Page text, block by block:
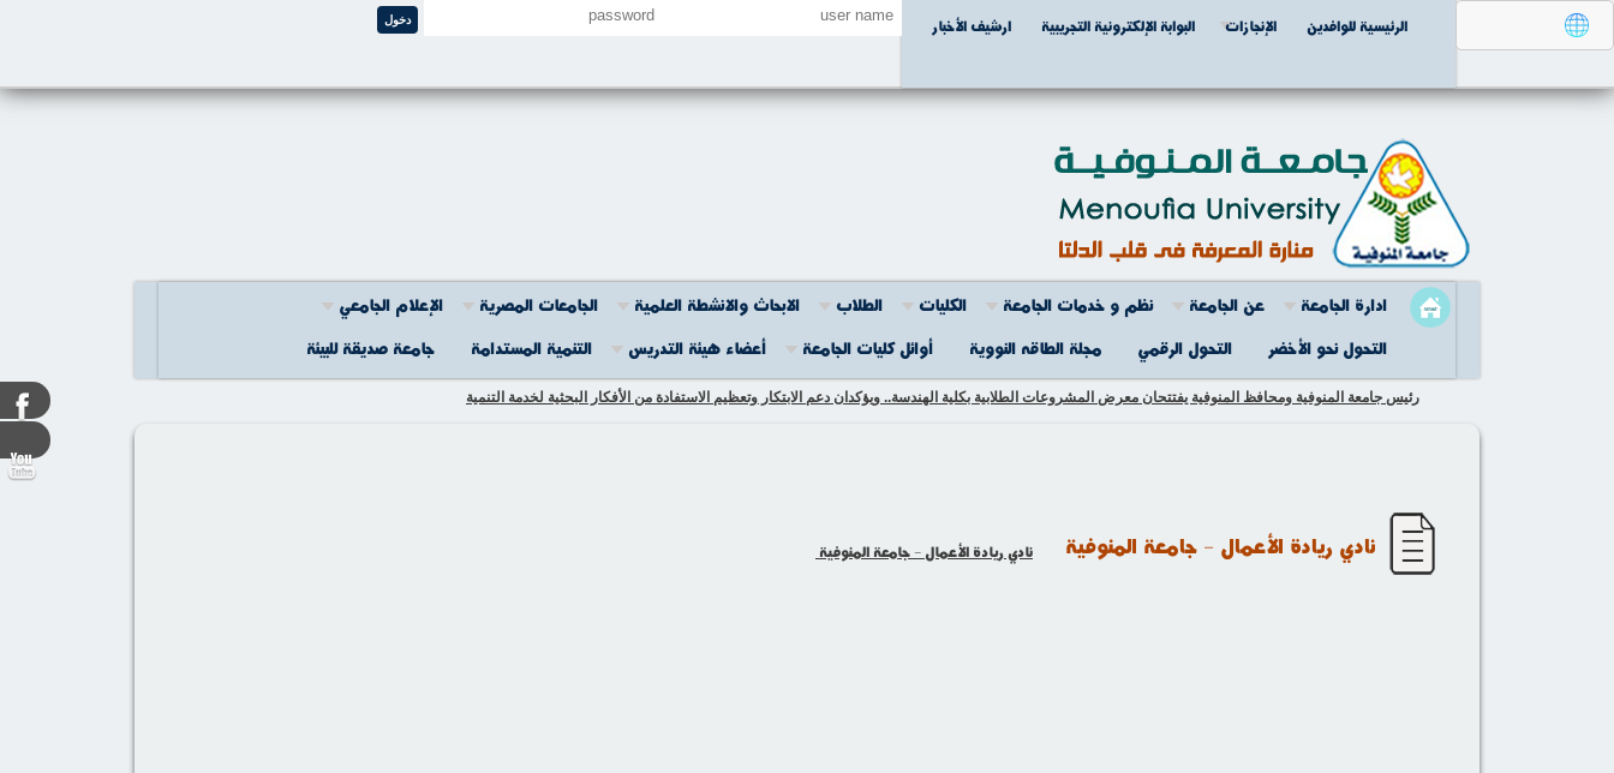
الرئيسية للوافدين الإنجازات البوابة الإلكترونية التجريبية ارشيف الأخبار
ادارة الجامعة عن الجامعة نظم و خدمات الجامعة الكليات الطلاب الابحاث والانشطة العلمية الجامعات المصرية
اﻹعلام الجامعي
التحول نحو الأخضر
التحول الرقمي مجلة الطاقه النووية أوائل كليات الجامعة أعضاء هيئة التدريس التنمية المستدامة جامعة صديقة للبيئة
رئيس جامعة المنوفية ومحافظ المنوفية يفتتحان معرض المشروعات الطلابية بكلية الهندسة.. ويؤكدان دعم الابتكار وتعظيم الاستفادة من الأفكار البحثية لخدمة التنمية
نادي ريادة الأعمال - جامعة المنوفية نادي ريادة الأعمال - جامعة المنوفية